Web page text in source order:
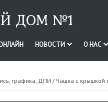
ДОМ №1
НОВОСТИ О НАС
графика, ДПИ / Чашка с крышкой